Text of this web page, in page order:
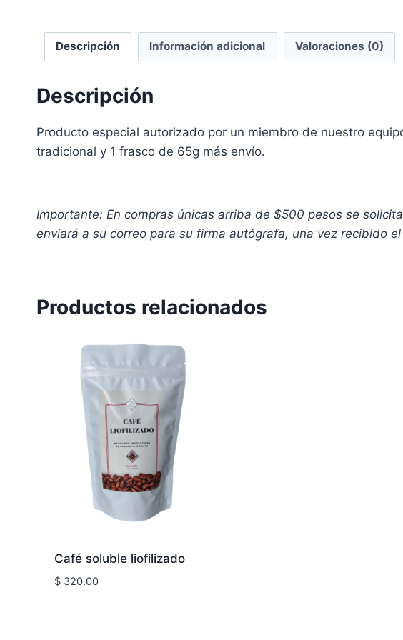
Descripción Información adicional Valoraciones (0)
Descripción
Producto especial autorizado por un miembro de nuestro
tradicional y 1 frasco de 65g más envío.
Importante: En compras únicas arriba de $500 pesos se
enviará a su correo para su firma autógrafa, una vez recibido
Productos relacionados
Café soluble liofilizado
$320.00